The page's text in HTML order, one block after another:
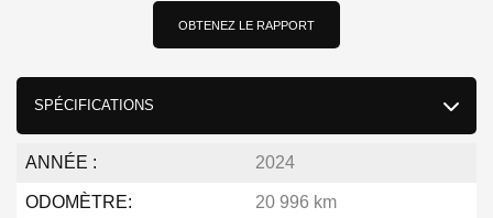
OBTENEZ LE RAPPORT
SPÉCIFICATIONS
ANNÉE : 2024
ODOMÈTRE: 20 996 km